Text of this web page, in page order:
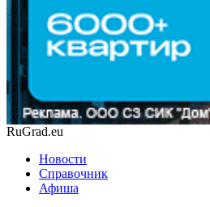
RuGrad.eu
Новости
Справочник
Афиша